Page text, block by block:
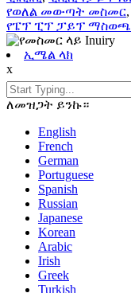
የወለል መውጣት መስመር,
የፔፕ ፒፕ ፓይፕ
ኢሜል ላክ
x
ለመዝጋት ይንኩ።
English
French
German
Portuguese
Spanish
Russian
Japanese
Korean
Arabic
Irish
Greek
Turkish